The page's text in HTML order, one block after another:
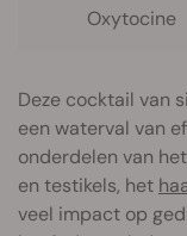
Oxytocine
Deze cocktail van
een waterval van
onderdelen van
en testikels, het
veel impact op